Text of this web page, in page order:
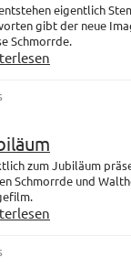
eigentlich
gibt der neue
Schmorrde.
zum Jubiläum
Schmorrde und